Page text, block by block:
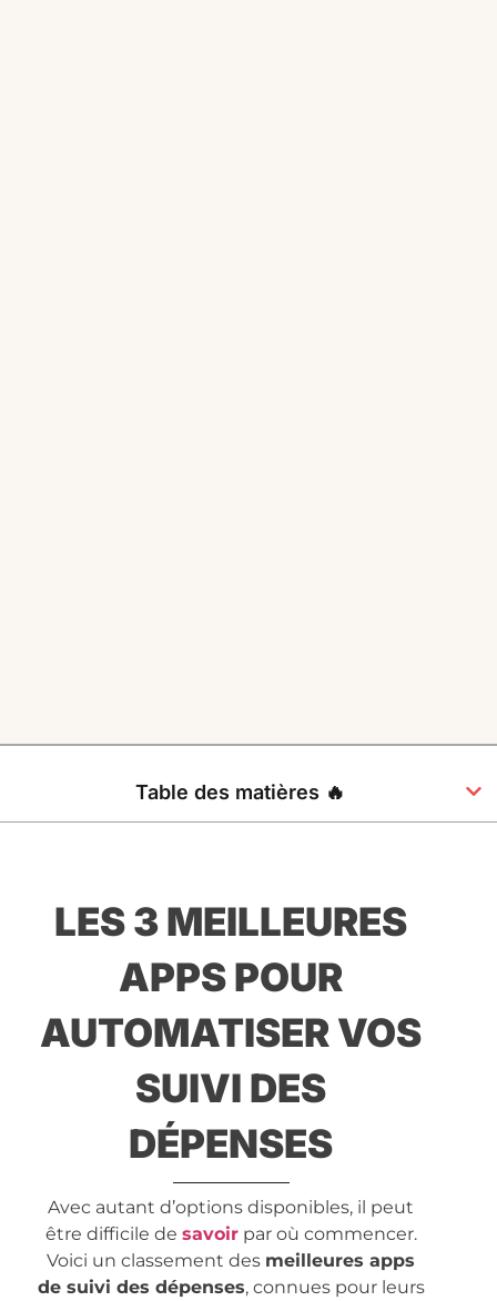
Table des matières 🔥
LES 3 MEILLEURES
APPS POUR
AUTOMATISER VOS
SUIVI DES
DÉPENSES
Avec autant d’options disponibles, il peut
être difficile de savoirpar où commencer.
Voici un classement des meilleures apps
de suivi des dépenses, connues pour leurs